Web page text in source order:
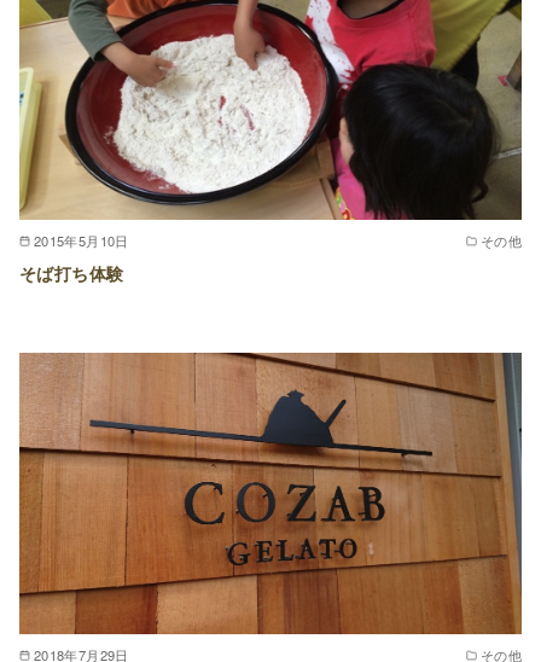
2015年5月10日 その他
そば打ち体験
2018年7月29日 その他